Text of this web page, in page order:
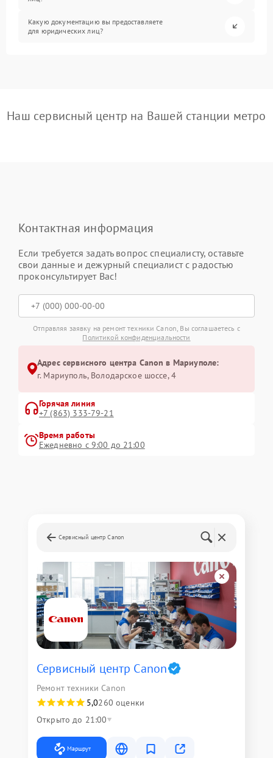
Какую документацию вы предоставляете
для юридических лиц?
Наш сервисный центр на Вашей станции метро
Контактная информация
Если требуется задать вопрос специалисту, оставьте
свои данные и дежурный специалист с радостью
проконсультирует Вас!
Отправляя заявку на ремонт техники Canon, Вы соглашаетесь с
Политикой конфиденциальности
Адрес сервисного центра Canon в Мариуполе:
г. Мариуполь, Володарское шоссе, 4
Горячая линия
+7 (863) 333-79-21
Время работы
Ежедневно с 9:00 до 21:00
Сервисный центр Canon
Сервисный центр Canon
Ремонт техники Canon
5,0260 оценки
Открыто до 21:00
Маршрут